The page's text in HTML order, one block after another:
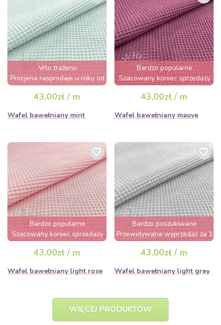
Vrlo traženo
Procjena rasprodaje u roku od
nekoliko sati
43,00zł / m
Wafel bawełniany mint
Bardzo popularne
Szacowany koniec sprzedaży
za 3 dni
43,00zł / m
Wafel bawełniany mauve
Bardzo popularne
Szacowany koniec sprzedaży
za 2 dni
43,00zł / m
Wafel bawełniany light rose
Bardzo poszukiwane
Przewidywana wyprzedaż za 1
dzień
43,00zł / m
Wafel bawełniany light grey
WIĘCEJ PRODUKTÓW